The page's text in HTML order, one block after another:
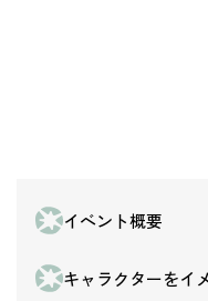
イベント概要
キャラクターをイ